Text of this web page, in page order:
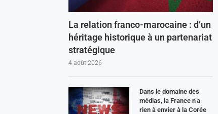
La relation franco-marocaine : d’un
héritage historique à un partenariat
stratégique
4 août 2026
Dans le domaine des
médias, la France n’a
rien à envier à la Corée